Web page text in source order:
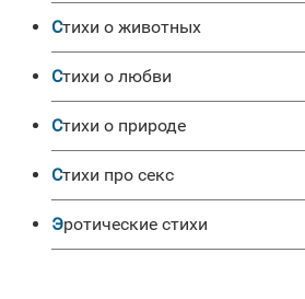
Стихи о животных
Стихи о любви
Стихи о природе
Стихи про секс
Эротические стихи